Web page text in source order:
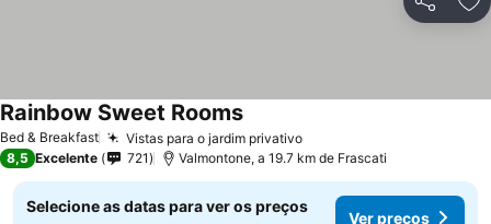
Partilhar
Bed & Breakfast Vistas para o jardim privativoVer preços
Rainbow Sweet RoomsVer preços
8,5 Excelente 721 Valmontone, a 19.7 km de Frascati
Selecione as datas para ver os preços
Ver preços